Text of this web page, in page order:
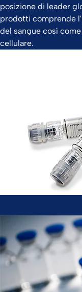
posizione di leader
prodotti comprende
del sangue così
cellulare.